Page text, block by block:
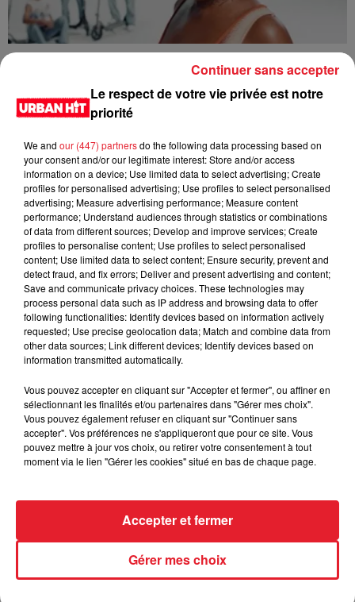
Tiwa Savage - You4Me
Tyla - Bliss
Le respect de votre vie privée est notre
priorité
We and our (447) partnersdo the following data processing based on
your consent and/or our legitimate interest: Store and/or access
information on a device; Use limited data to select advertising; Create
profiles for personalised advertising; Use profiles to select personalised
advertising; Measure advertising performance; Measure content
performance; Understand audiences through statistics or combinations
of data from different sources; Develop and improve services; Create
profiles to personalise content; Use profiles to select personalised
content; Use limited data to select content; Ensure security, prevent and
detect fraud, and fix errors; Deliver and present advertising and content;
Save and communicate privacy choices. These technologies may
process personal data such as IP address and browsing data to offer
following functionalities: Identify devices based on information actively
requested; Use precise geolocation data; Match and combine data from
other data sources; Link different devices; Identify devices based on
information transmitted automatically.
Vous pouvez accepter en cliquant sur "Accepter et fermer", ou affiner en
sélectionnant les finalités et/ou partenaires dans "Gérer mes choix".
Vous pouvez également refuser en cliquant sur "Continuer sans
accepter". Vos préférences ne s'appliqueront que pour ce site. Vous
pouvez mettre à jour vos choix, ou retirer votre consentement à tout
moment via le lien "Gérer les cookies" situé en bas de chaque page.
Gérer mes choix
Accepter et fermer
Continuer sans accepter